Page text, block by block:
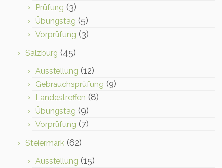
Prüfung (3)
Übungstag (5)
Vorprüfung (3)
Salzburg (45)
Ausstellung (12)
Gebrauchsprüfung (9)
Landestreffen (8)
Übungstag (9)
Vorprüfung (7)
Steiermark (62)
Ausstellung (15)